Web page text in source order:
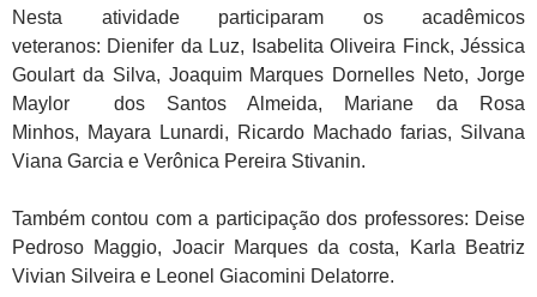
Nesta atividade participaram os acadêmicos
veteranos: Dienifer da Luz, Isabelita Oliveira Finck, Jéssica
Goulart da Silva, Joaquim Marques Dornelles Neto, Jorge
Maylor dos Santos Almeida, Mariane da Rosa
Minhos, Mayara Lunardi, Ricardo Machado farias, Silvana
Viana Garcia e Verônica Pereira Stivanin.
Também contou com a participação dos professores: Deise
Pedroso Maggio, Joacir Marques da costa, Karla Beatriz
Vivian Silveira e Leonel Giacomini Delatorre.